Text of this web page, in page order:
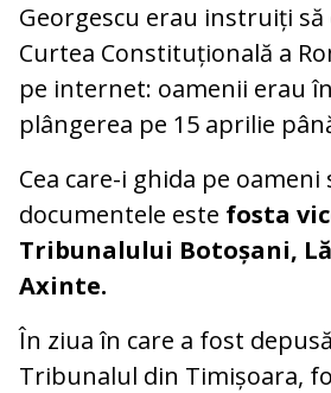
Georgescu erau instruiți să
Curtea Constituțională a
pe internet: oamenii erau
plângerea pe 15 aprilie
Cea care-i ghida pe oameni
documentele este fosta
Tribunalului Botoșani,
Axinte.
În ziua în care a fost
Tribunalul din Timișoara,